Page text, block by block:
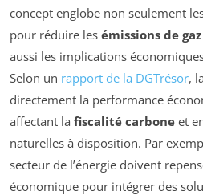
concept englobe non seulement
pour réduire les émissions de
aussi les implications
Selon un rapport de la DGTrésor,
directement la performance
affectant la fiscalité carbone et
naturelles à disposition. Par
secteur de l’énergie doivent
économique pour intégrer des